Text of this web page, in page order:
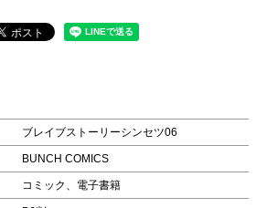
ブレイブストーリーシンセツ06
BUNCH COMICS
コミック、電子書籍